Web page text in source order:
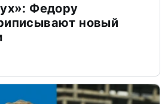
Федору
новый